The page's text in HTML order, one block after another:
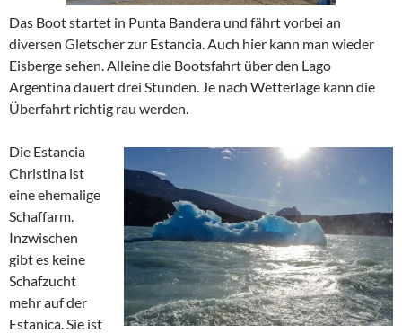
Das Boot startet in Punta Bandera und fährt vorbei an
diversen Gletscher zur Estancia. Auch hier kann man wieder
Eisberge sehen. Alleine die Bootsfahrt über den Lago
Argentina dauert drei Stunden. Je nach Wetterlage kann die
Überfahrt richtig rau werden.
Die Estancia
Christina ist
eine ehemalige
Schaffarm.
Inzwischen
gibt es keine
Schafzucht
mehr auf der
Estanica. Sie ist